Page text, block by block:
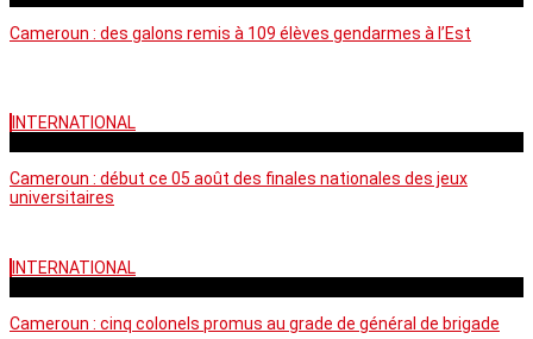
Cameroun : des galons remis à 109 élèves gendarmes à l’Est
INTERNATIONAL
Cameroun : début ce 05 août des finales nationales des jeux
universitaires
INTERNATIONAL
Cameroun : cinq colonels promus au grade de général de brigade